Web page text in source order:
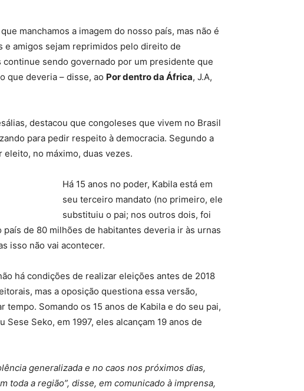
manchamos a imagem do nosso país, mas não é
e amigos sejam reprimidos pelo direito de
sendo governado por um presidente que
que deveria – disse, ao Por dentro da África, J.A,
destacou que congoleses que vivem no Brasil
para pedir respeito à democracia. Segundo a
no máximo, duas vezes.
Há 15 anos no poder, Kabila está em
seu terceiro mandato (no primeiro, ele
substituiu o pai; nos outros dois, foi
de 80 milhões de habitantes deveria ir às urnas
isso não vai acontecer.
há condições de realizar eleições antes de 2018
mas a oposição questiona essa versão,
Somando os 15 anos de Kabila e do seu pai,
Seko, em 1997, eles alcançam 19 anos de
generalizada e no caos nos próximos dias,
toda a região”, disse, em comunicado à imprensa,